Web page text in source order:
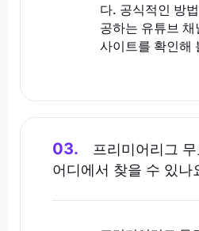
다. 공식적인 방
공하는 유튜브
사이트를 확인해
03.
프리미어리그
어디에서 찾을 수 있나